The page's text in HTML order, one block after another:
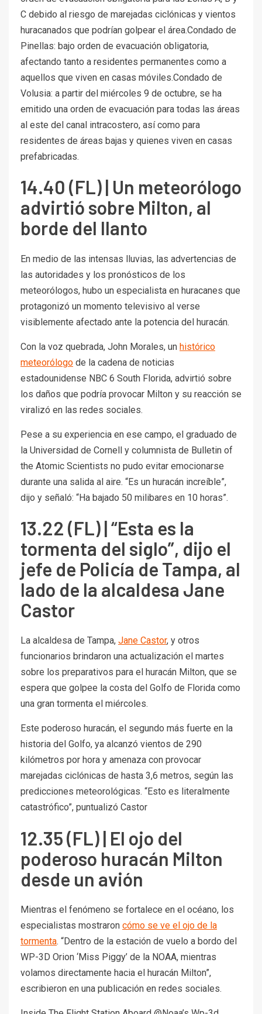
C debido al riesgo de marejadas ciclónicas y vientos
huracanados que podrían golpear el área.Condado de
Pinellas: bajo orden de evacuación obligatoria,
afectando tanto a residentes permanentes como a
aquellos que viven en casas móviles.Condado de
Volusia: a partir del miércoles 9 de octubre, se ha
emitido una orden de evacuación para todas las áreas
al este del canal intracostero, así como para
residentes de áreas bajas y quienes viven en casas
prefabricadas.
14.40 (FL) | Un meteorólogo
advirtió sobre Milton, al
borde del llanto
En medio de las intensas lluvias, las advertencias de
las autoridades y los pronósticos de los
meteorólogos, hubo un especialista en huracanes que
protagonizó un momento televisivo al verse
visiblemente afectado ante la potencia del huracán.
Con la voz quebrada, John Morales, un histórico
meteorólogo de la cadena de noticias
estadounidense NBC 6 South Florida, advirtió sobre
los daños que podría provocar Milton y su reacción se
viralizó en las redes sociales.
Pese a su experiencia en ese campo, el graduado de
la Universidad de Cornell y columnista de Bulletin of
the Atomic Scientists no pudo evitar emocionarse
durante una salida al aire. “Es un huracán increíble”,
dijo y señaló: “Ha bajado 50 milibares en 10 horas”.
13.22 (FL) | “Esta es la
tormenta del siglo”, dijo el
jefe de Policía de Tampa, al
lado de la alcaldesa Jane
Castor
La alcaldesa de Tampa, Jane Castor, y otros
funcionarios brindaron una actualización el martes
sobre los preparativos para el huracán Milton, que se
espera que golpee la costa del Golfo de Florida como
una gran tormenta el miércoles.
Este poderoso huracán, el segundo más fuerte en la
historia del Golfo, ya alcanzó vientos de 290
kilómetros por hora y amenaza con provocar
marejadas ciclónicas de hasta 3,6 metros, según las
predicciones meteorológicas. “Esto es literalmente
catastrófico”, puntualizó Castor
12.35 (FL) | El ojo del
poderoso huracán Milton
desde un avión
Mientras el fenómeno se fortalece en el océano, los
especialistas mostraron cómo se ve el ojo de la
tormenta. “Dentro de la estación de vuelo a bordo del
WP-3D Orion ‘Miss Piggy’ de la NOAA, mientras
volamos directamente hacia el huracán Milton”,
escribieron en una publicación en redes sociales.